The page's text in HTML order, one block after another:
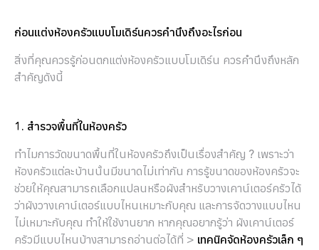
ก่อนแต่งห้องครัวแบบโมเดิร์นควรคำนึงถึงอะไรก่อน
สิ่งที่คุณควรรู้ก่อนตกแต่งห้องครัวแบบโมเดิร์น ควรคำนึงถึงหลัก
สำคัญดังนี้
1. สำรวจพื้นที่ในห้องครัว
ทำไมการวัดขนาดพื้นที่ในห้องครัวถึงเป็นเรื่องสำคัญ ? เพราะว่า
ห้องครัวแต่ละบ้านนั้นมีขนาดไม่เท่ากัน การรู้ขนาดของห้องครัวจะ
ช่วยให้คุณสามารถเลือกแปลนหรือผังสำหรับวางเคาน์เตอร์ครัวได้
ว่าผังวางเคาน์เตอร์แบบไหนเหมาะกับคุณ และการจัดวางแบบไหน
ไม่เหมาะกับคุณ ทำให้ใช้งานยาก หากคุณอยากรู้ว่า ผังเคาน์เตอร์
ครัวมีแบบไหนบ้างสามารถอ่านต่อได้ที่ > เทคนิคจัดห้องครัวเล็ก ๆ